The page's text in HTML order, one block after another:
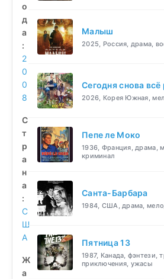
о
д
а
:
2
0
0
8
С
т
р
а
н
а
:
С
Ш
А
Ж
а
Малыш
2025, Россия, драма,
Сегодня снова
2026, Корея Южная,
Пепе ле Моко
1936, Франция, драма,
криминал
Санта-Барбара
1984, США, драма,
Пятница 13
1987, Канада, фэнтези,
приключения, ужасы